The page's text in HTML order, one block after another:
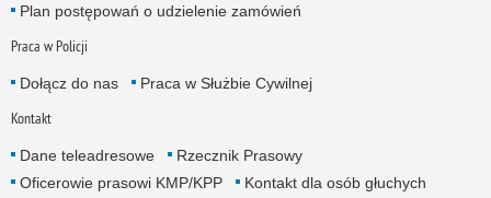
Plan postępowań o udzielenie zamówień
Praca w Policji
Dołącz do nas Praca w Służbie Cywilnej
Kontakt
Dane teleadresowe
Rzecznik Prasowy
Oficerowie prasowi KMP/KPP
Kontakt dla osób głuchych